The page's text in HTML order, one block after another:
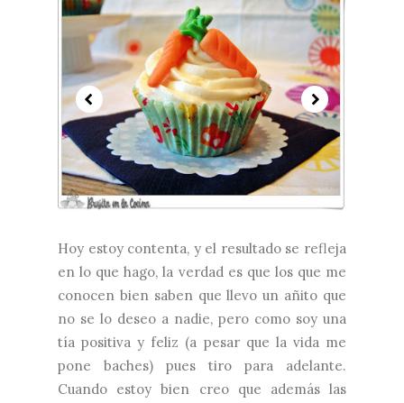
Hoy estoy contenta, y el resultado se refleja
en lo que hago, la verdad es que los que me
conocen bien saben que llevo un añito que
no se lo deseo a nadie, pero como soy una
tía positiva y feliz (a pesar que la vida me
pone baches) pues tiro para adelante.
Cuando estoy bien creo que además las